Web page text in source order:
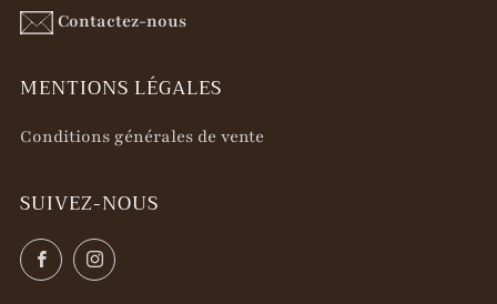
Contactez-nous
MENTIONS LÉGALES
Conditions générales de vente
SUIVEZ-NOUS
FacebookInstagram